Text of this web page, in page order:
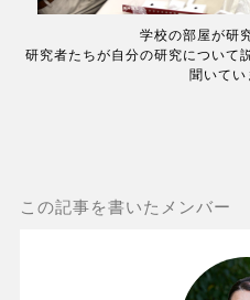
学校の部屋が研
研究者たちが自分の研究について
聞いてい
この記事を書いたメンバー